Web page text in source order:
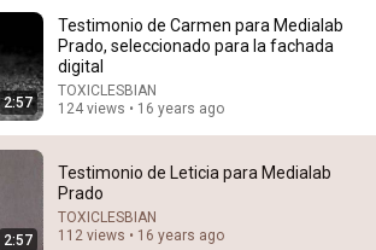
You Headed?" - Say THIS (Simple
1M views
2:57
Testimonio de Carmen para Medialab
Prado, seleccionado para la fachada
digital
TOXICLESBIAN
124 views • 16 years ago
2:57
Testimonio de Leticia para Medialab
Prado
TOXICLESBIAN
112 views • 16 years ago